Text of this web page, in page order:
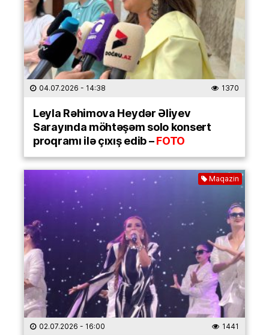
04.07.2026 - 14:38 1370
Leyla Rəhimova Heydər Əliyev
Sarayında möhtəşəm solo konsert
proqramı ilə çıxış edib –FOTO
Maqazin
02.07.2026 - 16:00 1441